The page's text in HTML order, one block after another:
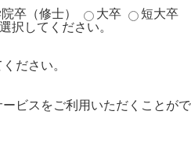
卒（修士） 大卒
短大卒
選択してください。
ださい。
ビスをご利用いただくことがで